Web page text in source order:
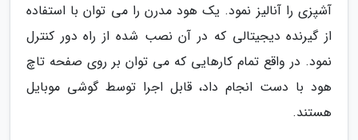
آشپزی را آنالیز نمود. یک هود مدرن را می توان با استفاده
از گیرنده دیجیتالی که در آن نصب شده از راه دور کنترل
نمود. در واقع تمام کارهایی که می توان بر روی صفحه تاچ
هود با دست انجام داد، قابل اجرا توسط گوشی موبایل
هستند.